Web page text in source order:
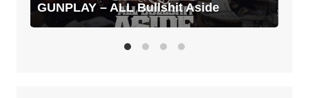
GUNPLAY – ALL Bullshit Aside